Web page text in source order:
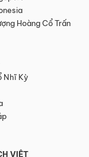
Hoàng Cổ Trấn
Nhĩ Kỳ
VIỆT